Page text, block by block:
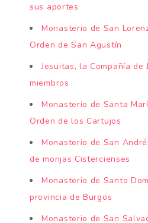
sus aportes
Monasterio de San
Orden de San Agustín
Jesuitas, la Compañía de
miembros
Monasterio de Santa
Orden de los Cartujos
Monasterio de San
de monjas Cistercienses
Monasterio de Santo
provincia de Burgos
Monasterio de San